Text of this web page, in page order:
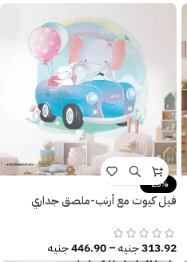
-28%
فيل كيوت مع أرنب-ملصق جداري
313.92جنيه–
446.90جنيه